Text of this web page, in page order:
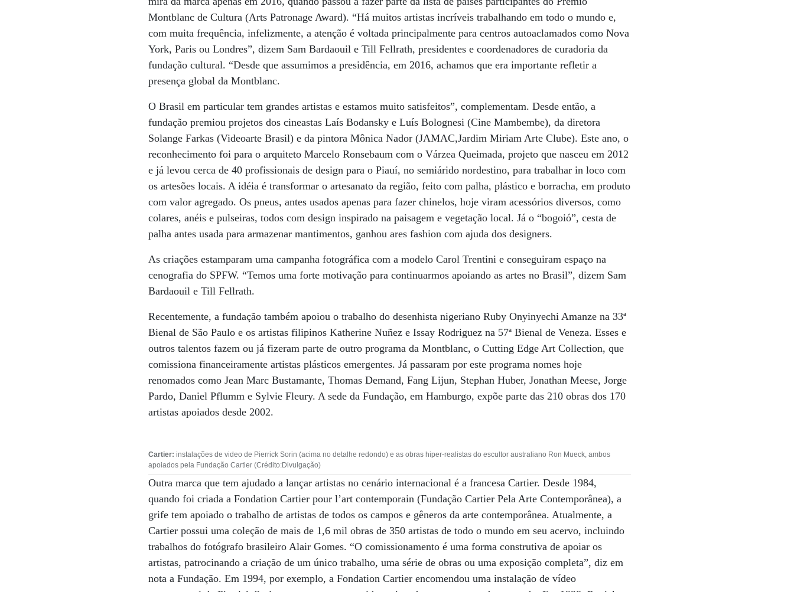
Montblanc de Cultura (Arts Patronage Award). “Há muitos artistas incríveis trabalhando em todo o mundo e,
com muita frequência, infelizmente, a atenção é voltada principalmente para centros autoaclamados como Nova
York, Paris ou Londres”, dizem Sam Bardaouil e Till Fellrath, presidentes e coordenadores de curadoria da
fundação cultural. “Desde que assumimos a presidência, em 2016, achamos que era importante refletir a
presença global da Montblanc.
O Brasil em particular tem grandes artistas e estamos muito satisfeitos”, complementam. Desde então, a
fundação premiou projetos dos cineastas Laís Bodansky e Luís Bolognesi (Cine Mambembe), da diretora
Solange Farkas (Videoarte Brasil) e da pintora Mônica Nador (JAMAC,Jardim Miriam Arte Clube). Este ano, o
reconhecimento foi para o arquiteto Marcelo Ronsebaum com o Várzea Queimada, projeto que nasceu em 2012
e já levou cerca de 40 profissionais de design para o Piauí, no semiárido nordestino, para trabalhar in loco com
os artesões locais. A idéia é transformar o artesanato da região, feito com palha, plástico e borracha, em produto
com valor agregado. Os pneus, antes usados apenas para fazer chinelos, hoje viram acessórios diversos, como
colares, anéis e pulseiras, todos com design inspirado na paisagem e vegetação local. Já o “bogoió”, cesta de
palha antes usada para armazenar mantimentos, ganhou ares fashion com ajuda dos designers.
As criações estamparam uma campanha fotográfica com a modelo Carol Trentini e conseguiram espaço na
cenografia do SPFW. “Temos uma forte motivação para continuarmos apoiando as artes no Brasil”, dizem Sam
Bardaouil e Till Fellrath.
Recentemente, a fundação também apoiou o trabalho do desenhista nigeriano Ruby Onyinyechi Amanze na 33ª
Bienal de São Paulo e os artistas filipinos Katherine Nuñez e Issay Rodriguez na 57ª Bienal de Veneza. Esses e
outros talentos fazem ou já fizeram parte de outro programa da Montblanc, o Cutting Edge Art Collection, que
comissiona financeiramente artistas plásticos emergentes. Já passaram por este programa nomes hoje
renomados como Jean Marc Bustamante, Thomas Demand, Fang Lijun, Stephan Huber, Jonathan Meese, Jorge
Pardo, Daniel Pflumm e Sylvie Fleury. A sede da Fundação, em Hamburgo, expõe parte das 210 obras dos 170
artistas apoiados desde 2002.
Cartier: instalações de video de Pierrick Sorin (acima no detalhe redondo) e as obras hiper-realistas do escultor australiano Ron Mueck, ambos
apoiados pela Fundação Cartier (Crédito:Divulgação)
Outra marca que tem ajudado a lançar artistas no cenário internacional é a francesa Cartier. Desde 1984,
quando foi criada a Fondation Cartier pour l’art contemporain (Fundação Cartier Pela Arte Contemporânea), a
grife tem apoiado o trabalho de artistas de todos os campos e gêneros da arte contemporânea. Atualmente, a
Cartier possui uma coleção de mais de 1,6 mil obras de 350 artistas de todo o mundo em seu acervo, incluindo
trabalhos do fotógrafo brasileiro Alair Gomes. “O comissionamento é uma forma construtiva de apoiar os
artistas, patrocinando a criação de um único trabalho, uma série de obras ou uma exposição completa”, diz em
nota a Fundação. Em 1994, por exemplo, a Fondation Cartier encomendou uma instalação de vídeo